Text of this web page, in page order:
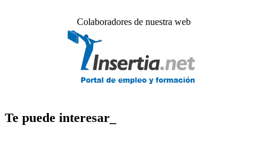
Colaboradores de nuestra web
Te puede interesar_